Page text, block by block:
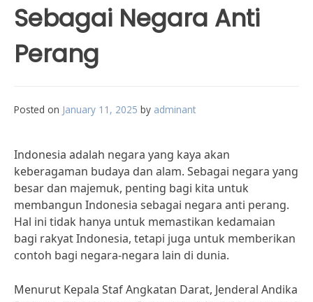
Sebagai Negara Anti
Perang
Posted on January 11, 2025 by adminant
Indonesia adalah negara yang kaya akan
keberagaman budaya dan alam. Sebagai negara yang
besar dan majemuk, penting bagi kita untuk
membangun Indonesia sebagai negara anti perang.
Hal ini tidak hanya untuk memastikan kedamaian
bagi rakyat Indonesia, tetapi juga untuk memberikan
contoh bagi negara-negara lain di dunia.
Menurut Kepala Staf Angkatan Darat, Jenderal Andika